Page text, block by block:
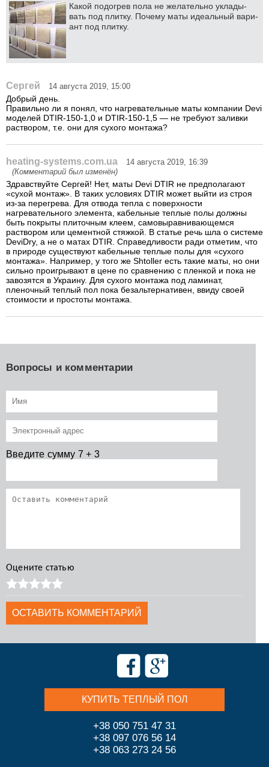
Ка­кой по­до­грев по­ла не же­ла­тель­но укла­ды­
вать под плит­ку. По­че­му ма­ты иде­аль­ный ва­ри­
ант под плит­ку.
Сергей 14 августа 2019, 15:00
Добрый день.
Правильно ли я понял, что нагревательные маты компании Devi
моделей DTIR-150-1,0 и DTIR-150-1,5 — не требуют заливки
раствором, т.е. они для сухого монтажа?
heating-systems.com.ua
14 августа 2019, 16:39
(Комментарий был изменён)
Здравствуйте Сергей! Нет, маты Devi DTIR не предполагают
«сухой монтаж». В таких условиях DTIR может выйти из строя
из-за перегрева. Для отвода тепла с поверхности
нагревательного элемента, кабельные теплые полы должны
быть покрыты плиточным клеем, самовыравнивающемся
раствором или цементной стяжкой. В статье речь шла о системе
DeviDry, а не о матах DTIR. Справедливости ради отметим, что
в природе существуют кабельные теплые полы для «сухого
монтажа». Например, у того же Shtoller есть такие маты, но они
сильно проигрывают в цене по сравнению с пленкой и пока не
завозятся в Украину. Для сухого монтажа под ламинат,
пленочный теплый пол пока безальтернативен, ввиду своей
стоимости и простоты монтажа.
Вопросы и комментарии
Введите сумму 7 + 3
Оцените статью
КУПИТЬ ТЕПЛЫЙ ПОЛ
+38 050 751 47 31
+38 097 076 56 14
+38 063 273 24 56